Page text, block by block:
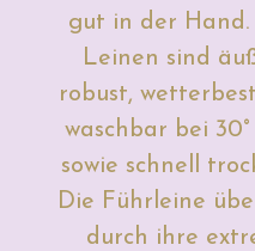
gut in der Hand.
Leinen sind
robust,
waschbar bei
sowie schnell
Die Führleine
durch ihre